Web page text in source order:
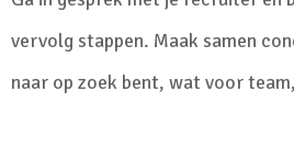
vervolg stappen. Maak samen
naar op zoek bent, wat voor